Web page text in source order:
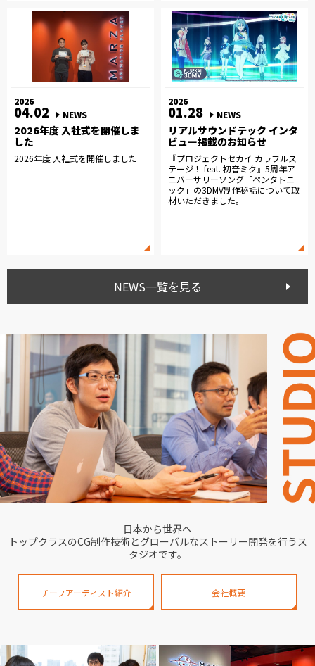
2026
04.02 NEWS
2026年度 入社式を開催しま
した
2026年度 入社式を開催しました
2026
01.28 NEWS
リアルサウンドテック インタ
ビュー掲載のお知らせ
『プロジェクトセカイ カラフルス
テージ！ feat. 初音ミク』5周年ア
ニバーサリーソング「ペンタトニ
ック」の3DMV制作秘話について取
材いただきました。
NEWS一覧を見る
日本から世界へ
トップクラスのCG制作技術とグローバルなストーリー開発を行うス
タジオです。
チーフアーティスト紹介 会社概要